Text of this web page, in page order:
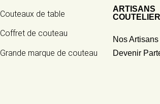
Couteaux de table
Coffret de couteau
Grande marque de couteau
ARTISANS
Nos Artisans
Devenir